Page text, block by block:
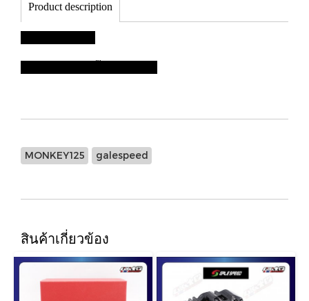
Product description
MONKEY125 galespeed
สินค้าเกี่ยวข้อง